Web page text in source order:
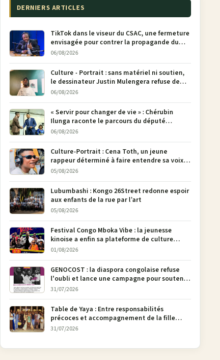
DERNIERS ARTICLES
TikTok dans le viseur du CSAC, une fermeture
envisagée pour contrer la propagande du
M23
06/08/2026
Culture - Portrait : sans matériel ni soutien,
le dessinateur Justin Mulengera refuse de
poser son crayon
06/08/2026
« Servir pour changer de vie » : Chérubin
Ilunga raconte le parcours du député
national Jethro Muyombi Tshimbu en 137
06/08/2026
Culture-Portrait : Cena Toth, un jeune
rappeur déterminé à faire entendre sa voix à
Bunia
05/08/2026
Lubumbashi : Kongo 26Street redonne espoir
aux enfants de la rue par l’art
05/08/2026
Festival Congo Mboka Vibe : la jeunesse
kinoise a enfin sa plateforme de culture
urbaine
01/08/2026
GENOCOST : la diaspora congolaise refuse
l'oubli et lance une campagne pour soutenir
la pétition FONAREV depuis Bruxelles
31/07/2026
Table de Yaya : Entre responsabilités
précoces et accompagnement de la fille
aînée, la diaspora en débat
31/07/2026